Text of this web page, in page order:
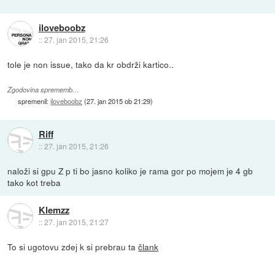
iloveboobz
::27. jan 2015, 21:26
tole je non issue, tako da kr obdrži kartico..
Zgodovina sprememb…
spremenil:iloveboobz (27. jan 2015 ob 21:29)
Riff
::27. jan 2015, 21:26
naloži si gpu Z p ti bo jasno koliko je rama gor po mojem je 4 gb
tako kot treba
Klemzz
::27. jan 2015, 21:27
To si ugotovu zdej k si prebrau tačlank